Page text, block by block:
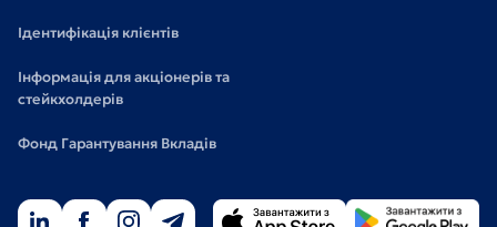
Ідентифікація клієнтів
Інформація для акціонерів та
стейкхолдерів
Фонд Гарантування Вкладів